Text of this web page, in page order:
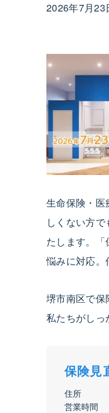
2026年7月23
生命保険・医
しくない方
たします。
悩みに対応。
堺市南区で保
私たちがしっ
保険見
住所
営業時間